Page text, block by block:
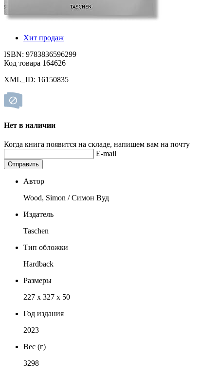
Хит продаж
ISBN: 9783836596299
Код товара 164626
XML_ID: 16150835
Нет в наличии
Когда книга появится на складе, напишем вам на почту
E-mail
Отправить
Автор
Wood, Simon / Симон Вуд
Издатель
Taschen
Тип обложки
Hardback
Размеры
227 x 327 x 50
Год издания
2023
Вес (г)
3298